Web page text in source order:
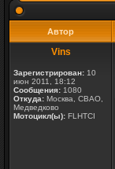
Автор
Vins
Зарегистрирован: 10
июн 2011, 18:12
Сообщения: 1080
Откуда: Москва, СВАО,
Медведково
Мотоцикл(ы): FLHTCI